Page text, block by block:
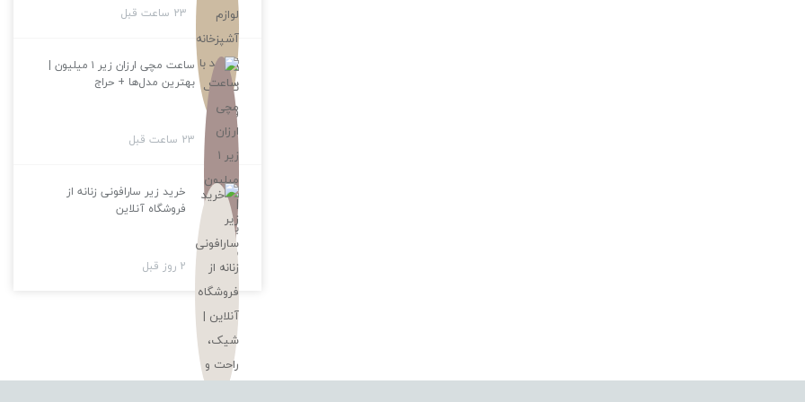
23 ساعت قبل
ساعت مچی ارزان زیر ۱ میلیون |
بهترین مدل‌ها + حراج
23 ساعت قبل
خرید زیر سارافونی زنانه از
فروشگاه آنلاین
2 روز قبل